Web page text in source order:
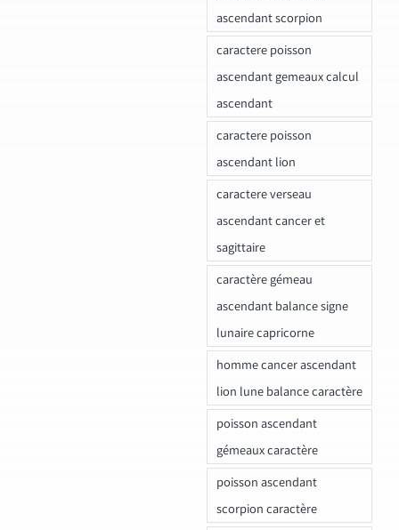
ascendant scorpion
caractere poisson
ascendant gemeaux calcul
ascendant
caractere poisson
ascendant lion
caractere verseau
ascendant cancer et
sagittaire
caractère gémeau
ascendant balance signe
lunaire capricorne
homme cancer ascendant
lion lune balance caractère
poisson ascendant
gémeaux caractère
poisson ascendant
scorpion caractère